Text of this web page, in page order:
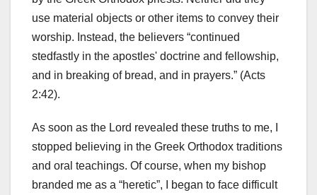
use material objects or other items to convey their
worship. Instead, the believers “continued
stedfastly in the apostles' doctrine and fellowship,
and in breaking of bread, and in prayers.” (Acts
2:42).
As soon as the Lord revealed these truths to me, I
stopped believing in the Greek Orthodox traditions
and oral teachings. Of course, when my bishop
branded me as a “heretic”, I began to face difficult